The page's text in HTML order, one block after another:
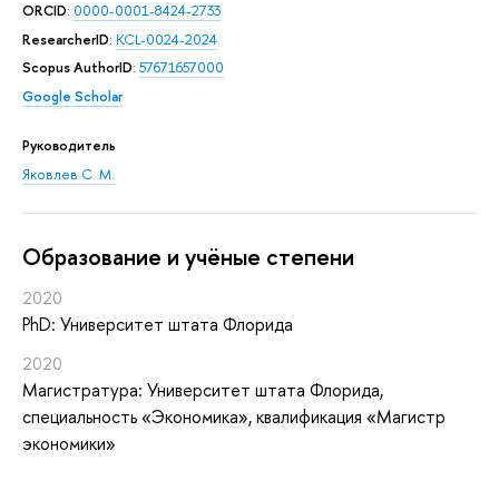
ORCID: 0000-0001-8424-2733
ResearcherID: KCL-0024-2024
Scopus AuthorID: 57671657000
Google Scholar
Руководитель
Яковлев С. М.
Oбразование и учёные степени
2020
PhD: Университет штата Флорида
2020
Магистратура: Университет штата Флорида,
специальность «Экономика», квалификация «Магистр
экономики»